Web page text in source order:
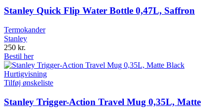
Stanley Quick Flip Water Bottle 0,47L, Saffron
Termokander
Stanley
250 kr.
Bestil her
Hurtigvisning
Tilføj ønskeliste
Stanley Trigger-Action Travel Mug 0,35L, Matte